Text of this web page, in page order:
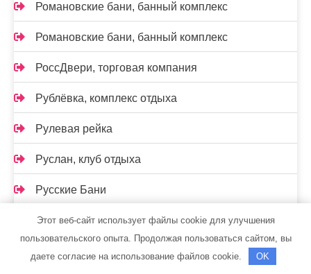
Романовские бани, банный комплекс
Романовские бани, банный комплекс
РоссДвери, торговая компания
Рублёвка, комплекс отдыха
Рулевая рейка
Руслан, клуб отдыха
Русские Бани
Русский стиль, сауна
Рэн, сервисный автокомплекс
Этот веб-сайт использует файлы cookie для улучшения
пользовательского опыта. Продолжая пользоваться сайтом, вы
даете согласие на использование файлов cookie.
OK